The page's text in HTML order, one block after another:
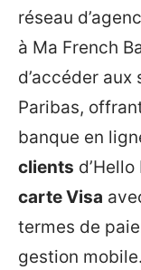
réseau
à Ma French
d’accéder
Paribas,
banque en
clients
carte Visa
termes de
gestion mobile.